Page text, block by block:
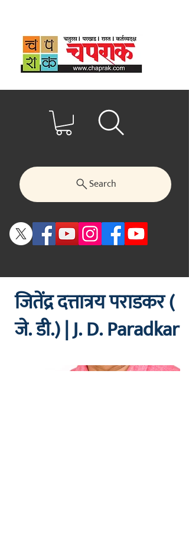
Search
मराठीतील अग्रगण्य प्रकाशनसंस्था
२००२ पासून...
जितेंद्र दत्तात्रय पराडकर (
जे. डी.) | J. D. Paradkar